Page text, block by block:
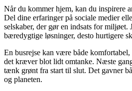
Når du kommer hjem, kan du inspirere
Del dine erfaringer på sociale medier
selskaber, der gør en indsats for
bæredygtige løsninger, desto hurtigere
En busrejse kan være både
det kræver blot lidt omtanke. Næste
tænk grønt fra start til slut. Det gavner
og planeten.